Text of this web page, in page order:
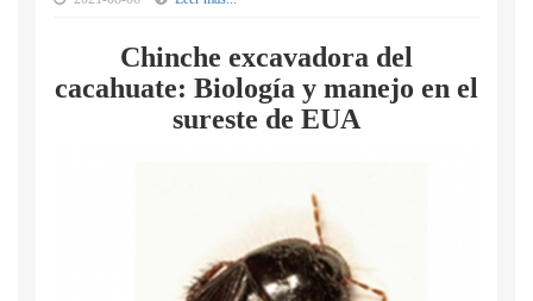
Chinche excavadora del
cacahuate: Biología y manejo en el
sureste de EUA